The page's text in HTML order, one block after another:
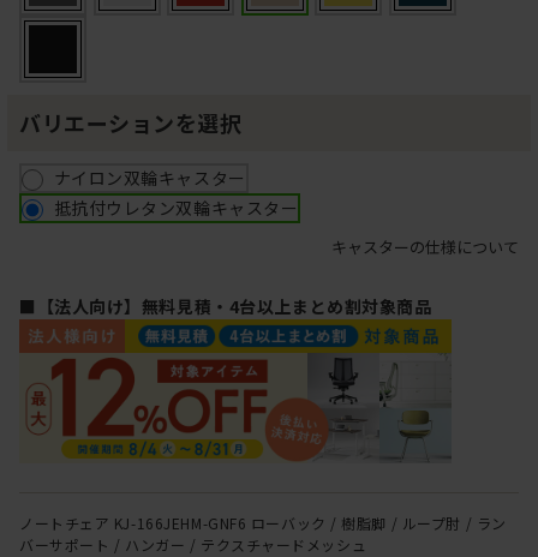
バリエーションを選択
ナイロン双輪キャスター
抵抗付ウレタン双輪キャスター
キャスターの仕様について
■【法人向け】無料見積・4台以上まとめ割対象商品
ノートチェア KJ-166JEHM-GNF6 ローバック / 樹脂脚 / ループ肘 / ラン
バーサポート / ハンガー / テクスチャードメッシュ